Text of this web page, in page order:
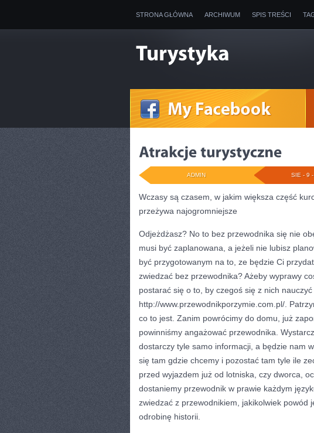
STRONA GŁÓWNA ARCHIWUM SPIS TREŚCI
SIE - 9
ADMIN
Wczasy są czasem, w jakim większa część
przeżywa najogromniejsze
Odjeżdżasz? No to bez przewodnika się nie
musi być zaplanowana, a jeżeli nie lubisz
być przygotowanym na to, ze będzie Ci
zwiedzać bez przewodnika? Ażeby wyprawy
postarać się o to, by czegoś się z nich
http://www.przewodnikporzymie.com.pl/.
co to jest. Zanim powrócimy do domu, już
powinniśmy angażować przewodnika.
dostarczy tyle samo informacji, a będzie nam
się tam gdzie chcemy i pozostać tam tyle ile
przed wyjazdem już od lotniska, czy dworca,
dostaniemy przewodnik w prawie każdym
zwiedzać z przewodnikiem, jakikolwiek powód
odrobinę historii.